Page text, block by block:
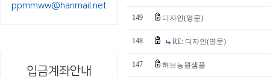
ppmmww@hanmail.net
입금계좌안내
149 디자인(영문)
148 RE: 디자인(영문)
147 허브농원샘플